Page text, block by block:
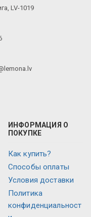
LV-1019
ИНФОРМАЦИЯ О
ПОКУПКЕ
Как купить?
Способы оплаты
Условия доставки
Политика
конфиденциальност